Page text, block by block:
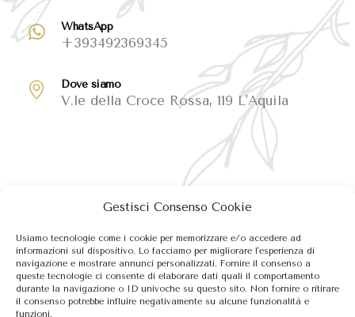
Gestisci Consenso Cookie
Usiamo tecnologie come i cookie per memorizzare e/o accedere ad
informazioni sul dispositivo. Lo facciamo per migliorare l'esperienza di
navigazione e mostrare annunci personalizzati. Fornire il consenso a
queste tecnologie ci consente di elaborare dati quali il comportamento
durante la navigazione o ID univoche su questo sito. Non fornire o ritirare
il consenso potrebbe influire negativamente su alcune funzionalità e
funzioni.
WhatsApp
+393492369345
Dove siamo
V.le della Croce Rossa, 119 L'Aquila